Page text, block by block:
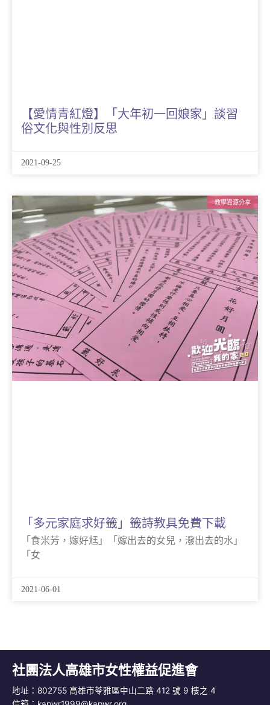
【愛情青紅燈】「大年初一回娘家」談習
俗文化與性別反思
2021-09-25
教學資源分享
「多元家庭求好籤」籤詩教具免費下載
「食米芳，嫁好尪」「嫁出去的女兒，潑出去的水」
「女
2021-06-01
社團法人高雄市女性權益促進會
地址：802755 高雄市苓雅區中山二路 412 號 9 樓之 4